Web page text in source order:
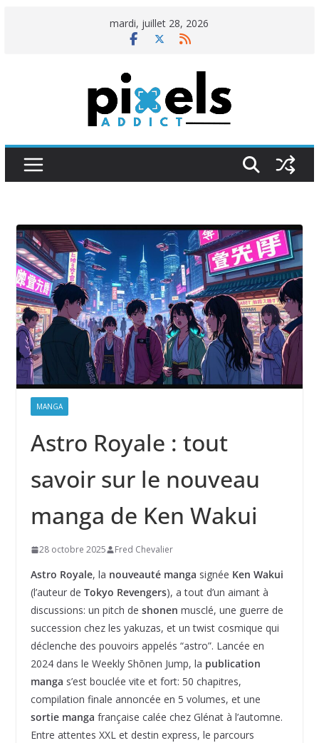
mardi, juillet 28, 2026
MANGA
Astro Royale : tout
savoir sur le nouveau
manga de Ken Wakui
28 octobre 2025 Fred Chevalier
Astro Royale, la nouveauté manga signée Ken Wakui
(l’auteur de Tokyo Revengers), a tout d’un aimant à
discussions: un pitch de shonen musclé, une guerre de
succession chez les yakuzas, et un twist cosmique qui
déclenche des pouvoirs appelés “astro”. Lancée en
2024 dans le Weekly Shōnen Jump, la publication
manga s’est bouclée vite et fort: 50 chapitres,
compilation finale annoncée en 5 volumes, et une
sortie manga française calée chez Glénat à l’automne.
Entre attentes XXL et destin express, le parcours